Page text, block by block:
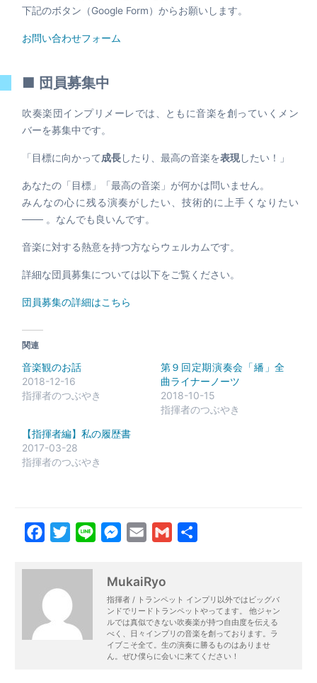
下記のボタン（Google Form）からお願いします。
お問い合わせフォーム
■ 団員募集中
吹奏楽団インプリメーレでは、ともに音楽を創っていくメン
バーを募集中です。
「目標に向かって成長したり、最高の音楽を表現したい！」
あなたの「目標」「最高の音楽」が何かは問いません。
みんなの心に残る演奏がしたい、技術的に上手くなりたい
─── 。なんでも良いんです。
音楽に対する熱意を持つ方ならウェルカムです。
詳細な団員募集については以下をご覧ください。
団員募集の詳細はこちら
関連
音楽観のお話
2018-12-16
指揮者のつぶやき
第９回定期演奏会「繙」全
曲ライナーノーツ
2018-10-15
指揮者のつぶやき
【指揮者編】私の履歴書
2017-03-28
指揮者のつぶやき
FacebookTwitterLine Messenger
Email Gmail
MukaiRyo
指揮者 / トランペット インプリ以外ではビッグバ
ンドでリードトランペットやってます。 他ジャン
ルでは真似できない吹奏楽が持つ自由度を伝える
べく、日々インプリの音楽を創っております。ラ
イブこそ全て。生の演奏に勝るものはありませ
ん。ぜひ僕らに会いに来てください！